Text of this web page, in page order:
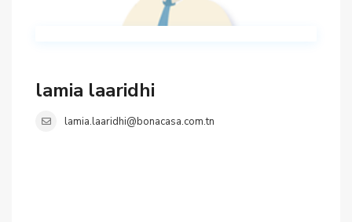
lamia laaridhi
lamia.laaridhi@bonacasa.com.tn